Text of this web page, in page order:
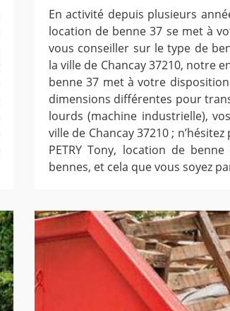
En activité depuis plusieurs
location de benne 37 se met à
vous conseiller sur le type de
la ville de Chancay 37210, notre
benne 37 met à votre
dimensions différentes pour
lourds (machine industrielle),
ville de Chancay 37210 ;
PETRY Tony, location de
bennes, et cela que vous soyez